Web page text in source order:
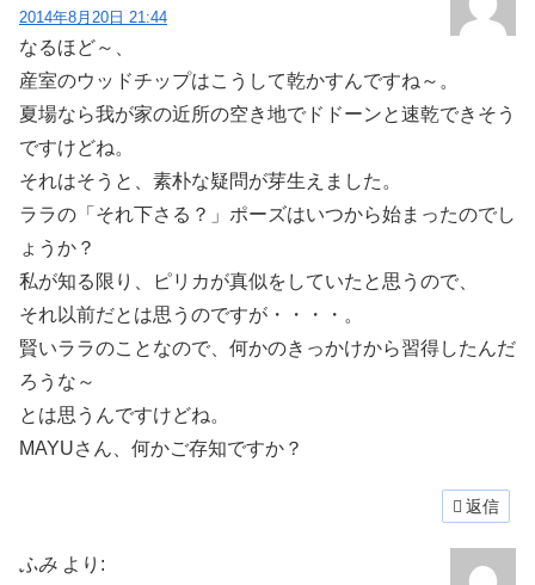
2014年8月20日 21:44
なるほど～、
産室のウッドチップはこうして乾かすんですね～。
夏場なら我が家の近所の空き地でドドーンと速乾できそう
ですけどね。
それはそうと、素朴な疑問が芽生えました。
ララの「それ下さる？」ポーズはいつから始まったのでし
ょうか？
私が知る限り、ピリカが真似をしていたと思うので、
それ以前だとは思うのですが・・・・。
賢いララのことなので、何かのきっかけから習得したんだ
ろうな～
とは思うんですけどね。
MAYUさん、何かご存知ですか？
返信
ふみ より: